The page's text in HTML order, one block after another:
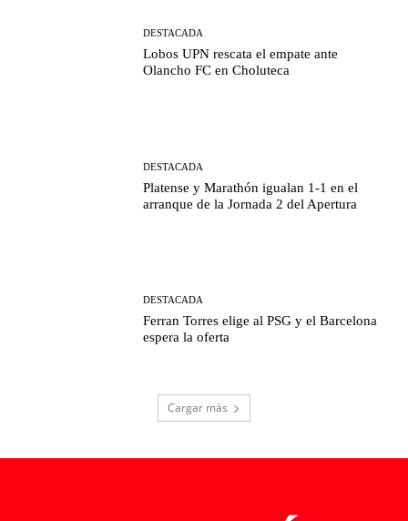
DESTACADA
Lobos UPN rescata el empate ante
Olancho FC en Choluteca
DESTACADA
Platense y Marathón igualan 1-1 en el
arranque de la Jornada 2 del Apertura
DESTACADA
Ferran Torres elige al PSG y el Barcelona
espera la oferta
Cargar más